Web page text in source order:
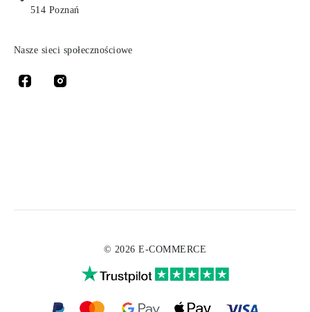
514 Poznań
Nasze sieci społecznościowe
© 2026 E-COMMERCE